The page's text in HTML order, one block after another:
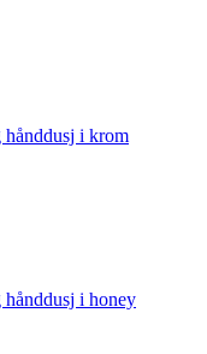
hånddusj i krom
i honey